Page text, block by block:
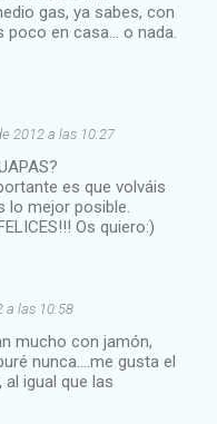
gas, ya sabes, con
poco en casa... o nada.
2012 a las 10:27
es que volváis
lo mejor posible.
Os quiero:)
a las 10:58
mucho con jamón,
nunca....me gusta el
igual que las